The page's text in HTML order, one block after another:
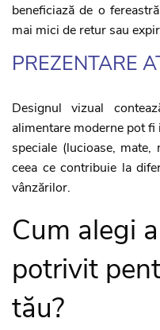
beneficiază de o
mai mici de retur sau
PREZENTARE
Designul vizual
alimentare moderne pot
speciale (lucioase, mate,
ceea ce contribuie la
vânzărilor.
Cum alegi
potrivit
tău?